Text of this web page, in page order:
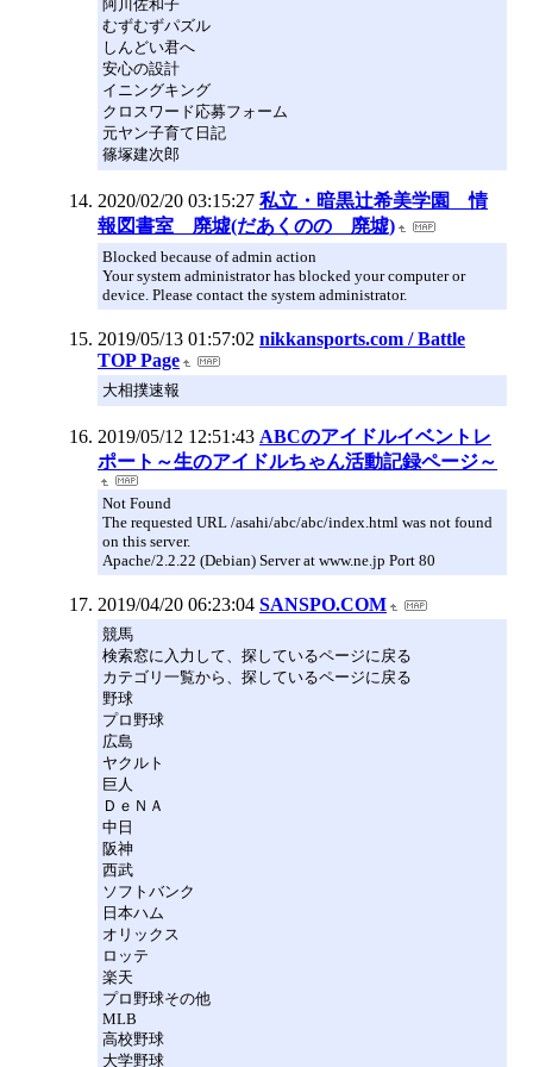
阿川佐和子
むずむずパズル
しんどい君へ
安心の設計
イニングキング
クロスワード応募フォーム
元ヤン子育て日記
篠塚建次郎
2020/02/20 03:15:27 私立・暗黒辻希美学園 情
報図書室 廃墟(だあくのの 廃墟)
Blocked because of admin action
Your system administrator has blocked your computer or
device. Please contact the system administrator.
2019/05/13 01:57:02 nikkansports.com / Battle
TOP Page
大相撲速報
2019/05/12 12:51:43 ABCのアイドルイベントレ
ポート～生のアイドルちゃん活動記録ページ～
Not Found
The requested URL /asahi/abc/abc/index.html was not found
on this server.
Apache/2.2.22 (Debian) Server at www.ne.jp Port 80
2019/04/20 06:23:04 SANSPO.COM
競馬
検索窓に入力して、探しているページに戻る
カテゴリ一覧から、探しているページに戻る
野球
プロ野球
広島
ヤクルト
巨人
ＤｅＮＡ
中日
阪神
西武
ソフトバンク
日本ハム
オリックス
ロッテ
楽天
プロ野球その他
MLB
高校野球
大学野球